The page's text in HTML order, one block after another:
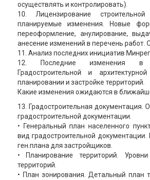
осуществлять и контролировать).
10. Лицензирование строительной
планируемые изменения. Новые
переоформление, анулирование,
анесение изменений в перечень работ.
11. Анализ последних инициатив
12. Последние изменения
Градостроительной и
планировании и застройке территорий.
Какие изменения ожидаются в
13. Градостроительная документация.
градостроительной документации.
• Генеральный план населенного
вид градостроительной
ген.плана для застройщиков.
• Планирование территорий.
территорий.
• План зонирования. Детальный план